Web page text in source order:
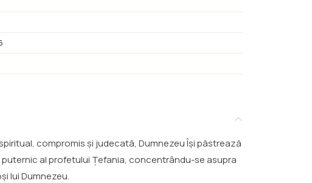
compromis și judecată, Dumnezeu Își păstrează
puternic al profetului Țefania, concentrându-se asupra
lui Dumnezeu.